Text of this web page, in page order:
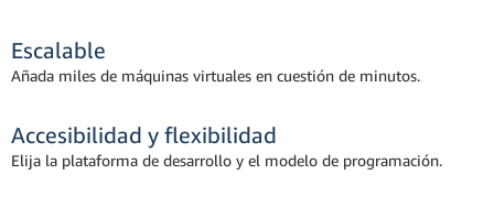
Escalable
Añada miles de máquinas virtuales en cuestión de minutos.
Accesibilidad y flexibilidad
Elija la plataforma de desarrollo y el modelo de programación.